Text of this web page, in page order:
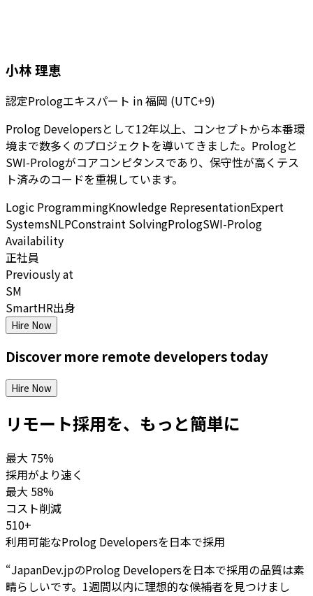
小林 理恵
認定Prologエキスパート in福岡 (UTC+9)
Prolog Developersとして12年以上、コンセプトから本番環
境まで数多くのプロジェクトを導いてきました。Prologと
SWI-Prologがコアコンピタンスであり、保守性が高くテス
ト済みのコードを重視しています。
Logic ProgrammingKnowledge RepresentationExpert
SystemsNLPConstraint SolvingPrologSWI-Prolog
Availability
正社員
Previously at
SM
SmartHR出身
Hire Now
Discover more remote developerstoday
Hire Now
リモート採用を、もっと簡単に
最大 75%
採用がより速く
最大 58%
コスト削減
510+
利用可能なProlog Developersを日本で採用
“JapanDev.jpのProlog Developersを日本で採用の品質は素
晴らしいです。1週間以内に理想的な候補者を見つけまし